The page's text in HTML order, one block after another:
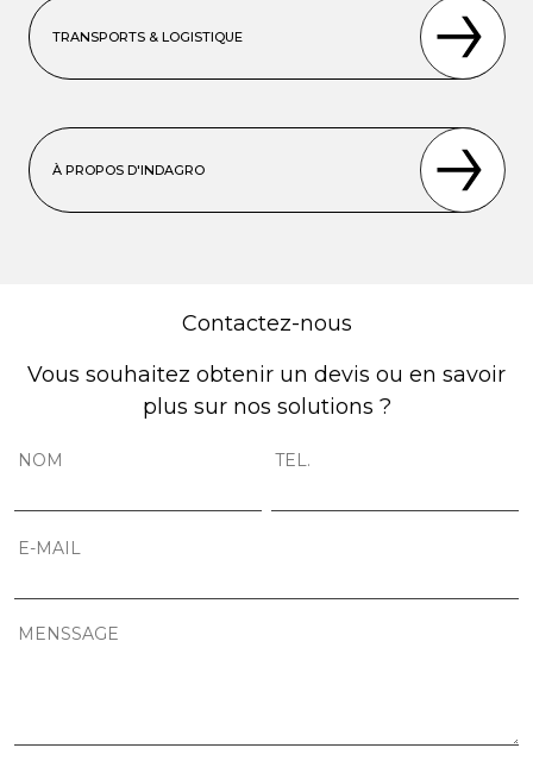
TRANSPORTS & LOGISTIQUE
À PROPOS D'INDAGRO
Contactez-nous
Vous souhaitez obtenir un devis ou en savoir
plus sur nos solutions ?